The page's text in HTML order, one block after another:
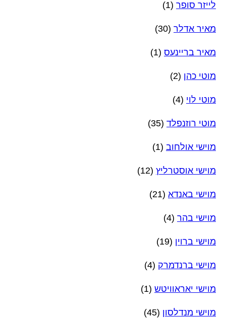
לייזר סופר (1)
מאיר אדלר (30)
מאיר בריינעס (1)
מוטי כהן (2)
מוטי לוי (4)
מוטי רוזנפלד (35)
מוישי אולחוב (1)
מוישי אוסטרליץ (12)
מוישי באנדא (21)
מוישי בהר (4)
מוישי ברוין (19)
מוישי ברנדמרק (4)
מוישי יאראוויטש (1)
מוישי מנדלסון (45)